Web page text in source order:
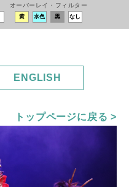
オーバーレイ・フィルター
黄 水色 黒 なし
ENGLISH
トップページに戻る >